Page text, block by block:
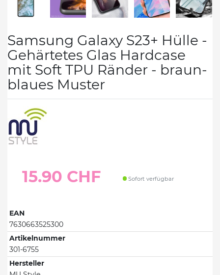
Samsung Galaxy S23+ Hülle -
Gehärtetes Glas Hardcase
mit Soft TPU Ränder - braun-
blaues Muster
15.90 CHF Sofort verfügbar
EAN
7630663525300
Artikelnummer
301-6755
Hersteller